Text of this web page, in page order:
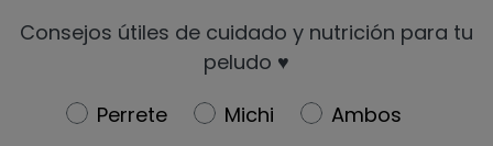
Consejos útiles de cuidado y nutrición para tu
peludo ♥️
Newsletter
Perrete Michi
Ambos